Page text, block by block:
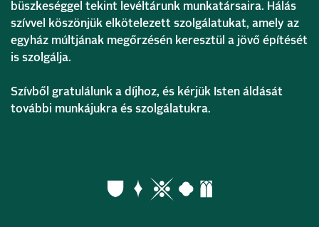
büszkeséggel tekint levéltárunk munkatársaira. Hálás
szívvel köszönjük elkötelezett szolgálatukat, amely az
egyház múltjának megőrzésén keresztül a jövő építését
is szolgálja.
Szívből gratulálunk a díjhoz, és kérjük Isten áldását
további munkájukra és szolgálatukra.